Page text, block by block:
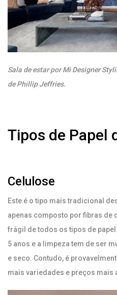
Sala de estar por Mi Designer
de Phillip Jeffries.
Tipos de Papel
Celulose
Este é o tipo mais tradicional
apenas composto por fibras de
frágil de todos os tipos de
5 anos e a limpeza tem de ser
e seco. Contudo, é
mais variedades e preços mais